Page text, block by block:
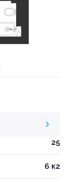
25
6 к2